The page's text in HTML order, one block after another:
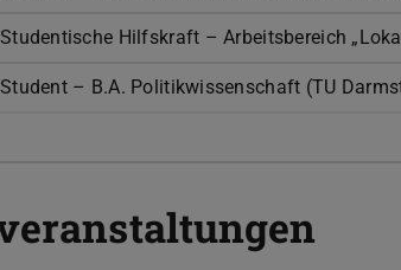
Studentische Hilfskraft – Arbeitsbereich
Student – B.A. Politikwissenschaft (TU